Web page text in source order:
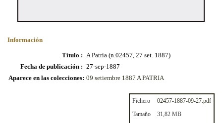
Información
Título : A Patria (n.02457, 27 set. 1887)
Fecha de publicación : 27-sep-1887
Aparece en las colecciones: 09 setiembre 1887 A PATRIA
Fichero
02457-1887-09-27.pdf
Tamaño
31,82 MB